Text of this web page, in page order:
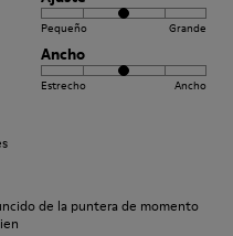
Pequeño Grande
Ancho
Estrecho Ancho
de la puntera de momento